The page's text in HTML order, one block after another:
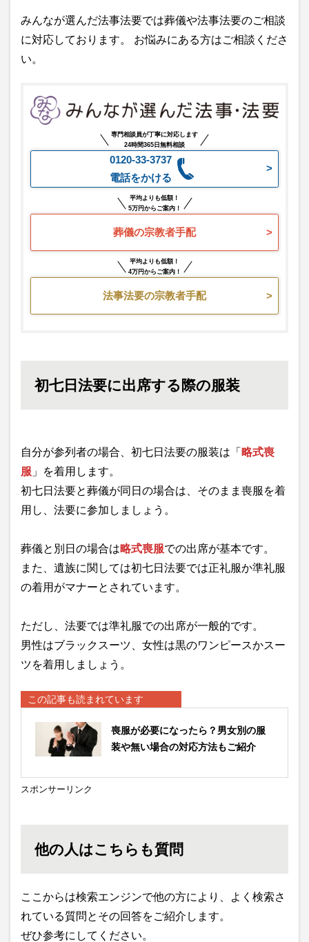
みんなが選んだ法事法要では葬儀や法事法要のご相談
に対応しております。 お悩みにある方はご相談くださ
い。
専門相談員が丁寧に対応します
24時間365日無料相談
0120-33-3737
電話をかける
平均よりも低額！
5万円からご案内！
葬儀の宗教者手配
平均よりも低額！
4万円からご案内！
法事法要の宗教者手配
初七日法要に出席する際の服装
自分が参列者の場合、初七日法要の服装は「 略式喪
服 」を着用します。
初七日法要と葬儀が同日の場合は、そのまま喪服を着
用し、法要に参加しましょう。
葬儀と別日の場合は略式喪服での出席が基本です。
また、遺族に関しては初七日法要では正礼服か準礼服
の着用がマナーとされています。
ただし、法要では準礼服での出席が一般的です。
男性はブラックスーツ、女性は黒のワンピースかスー
ツを着用しましょう。
この記事も読まれています
喪服が必要になったら？男女別の服
装や無い場合の対応方法もご紹介
スポンサーリンク
他の人はこちらも質問
ここからは検索エンジンで他の方により、よく検索さ
れている質問とその回答をご紹介します。
ぜひ参考にしてください。